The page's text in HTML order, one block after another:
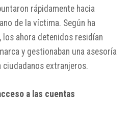
rápidamente hacia
de la víctima. Según ha
ahora detenidos residían
y gestionaban una asesoría
ciudadanos extranjeros.
a las cuentas